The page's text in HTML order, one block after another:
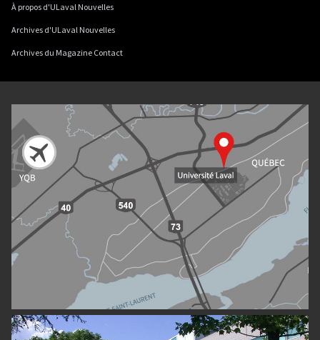
À propos d'ULaval Nouvelles
Archives d'ULaval Nouvelles
Archives du Magazine Contact